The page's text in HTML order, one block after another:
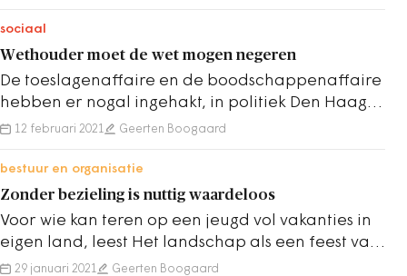
sociaal
Wethouder moet de wet mogen negeren
De toeslagenaffaire en de boodschappenaffaire
hebben er nogal ingehakt, in politiek Den Haag.
En terecht.
12 februari 2021 Geerten Boogaard
bestuur en organisatie
Zonder bezieling is nuttig waardeloos
Voor wie kan teren op een jeugd vol vakanties in
eigen land, leest Het landschap als een feest van
herkenning.
29 januari 2021 Geerten Boogaard